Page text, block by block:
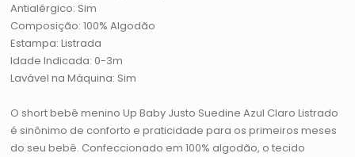
Antialérgico: Sim
Composição: 100% Algodão
Estampa: Listrada
Idade Indicada: 0-3m
Lavável na Máquina: Sim
O short bebê menino Up Baby Justo Suedine Azul Claro Listrado
é sinônimo de conforto e praticidade para os primeiros meses
do seu bebê. Confeccionado em 100% algodão, o tecido